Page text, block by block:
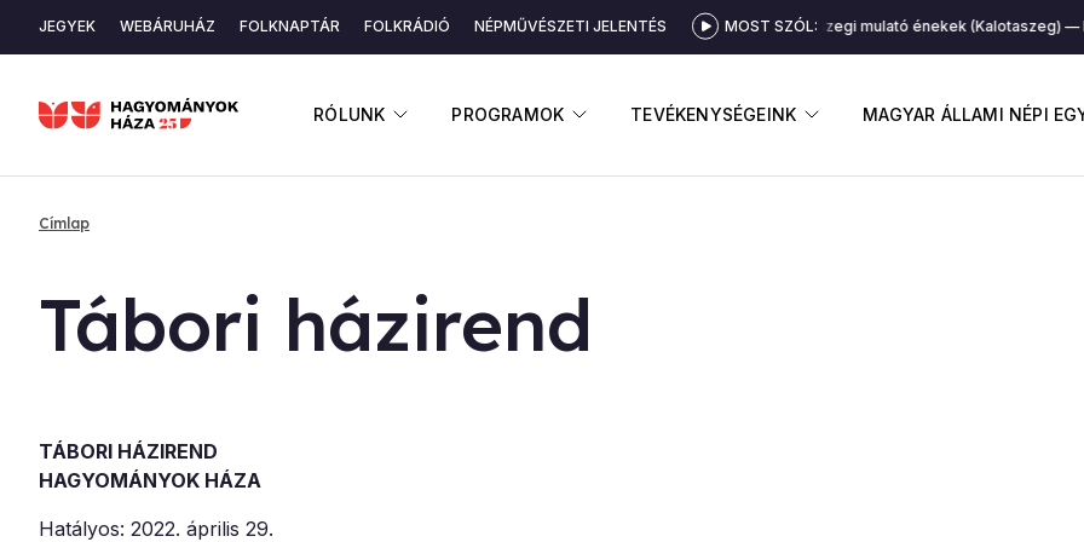
tartalomra
RÓLUNK ALMENÜ MEGNYITÁSA
PROGRAMOK ALMENÜ MEGNYITÁSA
TEVÉKENYSÉGEINK ALMENÜ MEGNYITÁSA
MAGYAR ÁLLAMI NÉPI
Másodlagos
JEGYEK WEBÁRUHÁZ FOLKNAPTÁR FOLKRÁDIÓ NÉPMŰVÉSZETI JELENTÉS MOST SZÓL:
Kalotaszegi mulató énekek (Kalotaszeg)
Címlap
Tá­bo­ri há­zi­rend
TÁBORI HÁZIREND
HAGYOMÁNYOK HÁZA
Hatályos: 2022. április 29.